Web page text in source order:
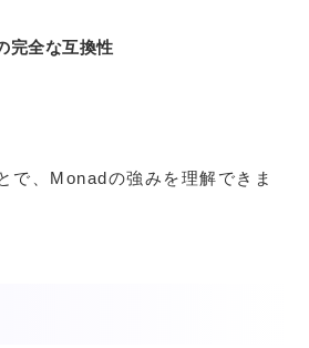
完全な互換性
で、Monadの強みを理解できま